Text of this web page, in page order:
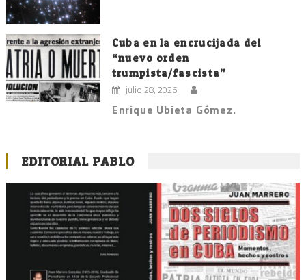
Cuba en la encrucijada del
“nuevo orden
trumpista/fascista”
julio 28, 2026
Enrique Ubieta Gómez.
EDITORIAL PABLO